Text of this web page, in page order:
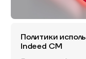
Политики
Indeed CM